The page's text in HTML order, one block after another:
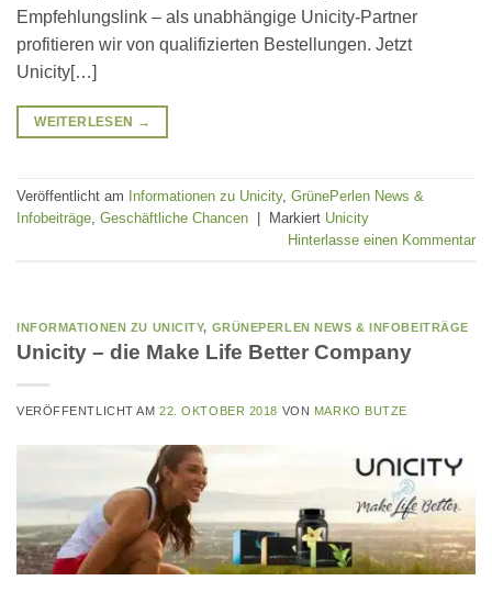
Empfehlungslink – als unabhängige Unicity-Partner
profitieren wir von qualifizierten Bestellungen. Jetzt
Unicity[…]
WEITERLESEN →
Veröffentlicht am Informationen zu Unicity, GrünePerlen News &
Infobeiträge, Geschäftliche Chancen Markiert Unicity
Hinterlasse einen Kommentar
INFORMATIONEN ZU UNICITY, GRÜNEPERLEN NEWS & INFOBEITRÄGE
Unicity – die Make Life Better Company
VERÖFFENTLICHT AM22. OKTOBER 2018 VON MARKO BUTZE